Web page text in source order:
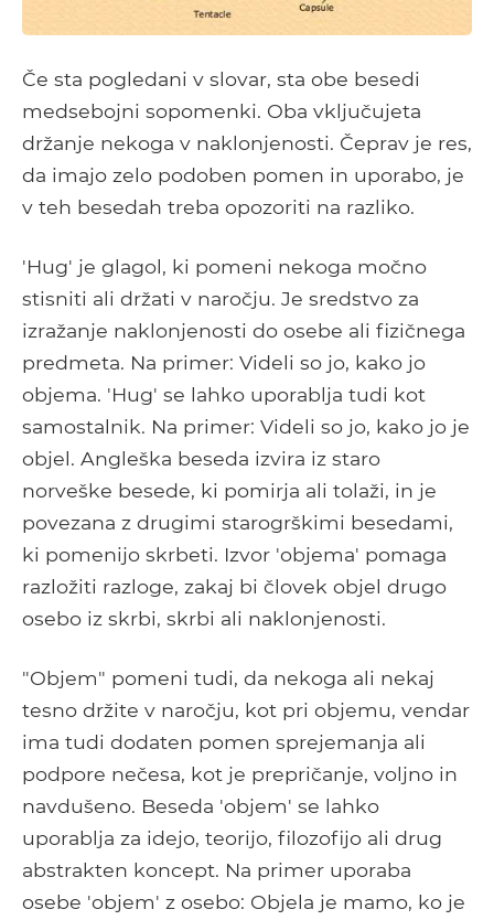
Če sta pogledani v slovar, sta obe besedi
medsebojni sopomenki. Oba vključujeta
držanje nekoga v naklonjenosti. Čeprav je res,
da imajo zelo podoben pomen in uporabo, je
v teh besedah ​​treba opozoriti na razliko.
'Hug' je glagol, ki pomeni nekoga močno
stisniti ali držati v naročju. Je sredstvo za
izražanje naklonjenosti do osebe ali fizičnega
predmeta. Na primer: Videli so jo, kako jo
objema. 'Hug' se lahko uporablja tudi kot
samostalnik. Na primer: Videli so jo, kako jo je
objel. Angleška beseda izvira iz staro
norveške besede, ki pomirja ali tolaži, in je
povezana z drugimi starogrškimi besedami,
ki pomenijo skrbeti. Izvor 'objema' pomaga
razložiti razloge, zakaj bi človek objel drugo
osebo iz skrbi, skrbi ali naklonjenosti.
"Objem" pomeni tudi, da nekoga ali nekaj
tesno držite v naročju, kot pri objemu, vendar
ima tudi dodaten pomen sprejemanja ali
podpore nečesa, kot je prepričanje, voljno in
navdušeno. Beseda 'objem' se lahko
uporablja za idejo, teorijo, filozofijo ali drug
abstrakten koncept. Na primer uporaba
osebe 'objem' z osebo: Objela je mamo, ko je